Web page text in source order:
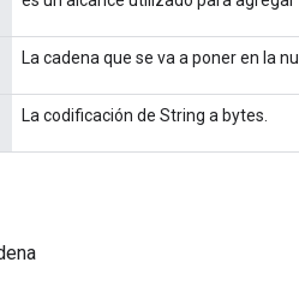
La cadena que se va a poner en la
La codificación de String a bytes.